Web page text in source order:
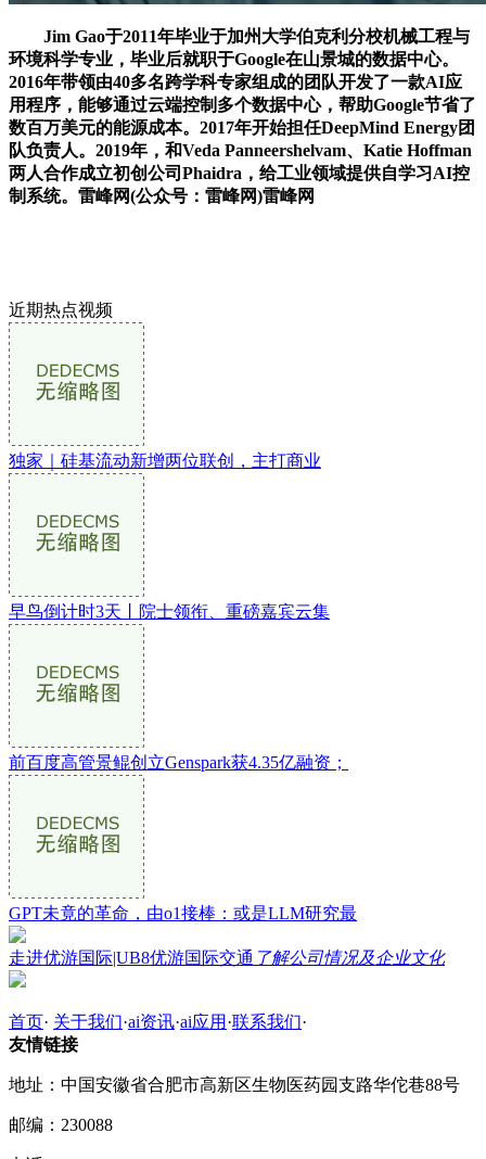
Jim Gao于2011年毕业于加州大学伯克利分校机械工程与
环境科学专业，毕业后就职于Google在山景城的数据中心。
2016年带领由40多名跨学科专家组成的团队开发了一款AI应
用程序，能够通过云端控制多个数据中心，帮助Google节省了
数百万美元的能源成本。2017年开始担任DeepMind Energy团
队负责人。2019年，和Veda Panneershelvam、Katie Hoffman
两人合作成立初创公司Phaidra，给工业领域提供自学习AI控
制系统。雷峰网(公众号：雷峰网)雷峰网
近期热点视频
独家｜硅基流动新增两位联创，主打商业
早鸟倒计时3天丨院士领衔、重磅嘉宾云集
前百度高管景鲲创立Genspark获4.35亿融资；
GPT未竟的革命，由o1接棒：或是LLM研究最
走进优游国际|UB8优游国际交通 了解公司情况及企业文化
首页· 关于我们·ai资讯·ai应用 ·联系我们·
友情链接
地址：中国安徽省合肥市高新区生物医药园支路华佗巷88号
邮编：230088